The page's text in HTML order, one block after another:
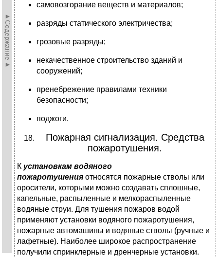
►Содержание►
самовозгорание веществ и материалов;
разряды статического электричества;
грозовые разряды;
некачественное строительство зданий и
сооружений;
пренебрежение правилами техники
безопасности;
поджоги.
Пожарная сигнализация. Средства
пожаротушения.
К установкам водяного
пожаротушения относятся пожарные стволы или
оросители, которыми можно создавать сплошные,
капельные, распыленные и мелкораспыленные
водяные струи. Для тушения пожаров водой
применяют установки водяного пожаротушения,
пожарные автомашины и водяные стволы (ручные и
лафетные). Наиболее широкое распространение
получили спринклерные и дренчерные установки.